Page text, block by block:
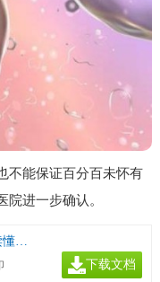
不能保证百分百未怀有
进一步确认。
《早孕测试纸怎样是怀孕，一分钟教你读懂早孕试纸》
下载文档